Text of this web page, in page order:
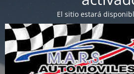
El sitio estará